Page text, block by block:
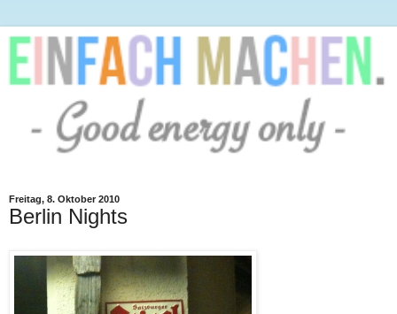
Freitag, 8. Oktober 2010
Berlin Nights